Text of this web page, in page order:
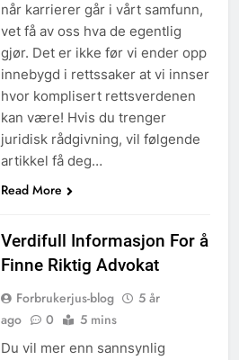
når karrierer går i vårt samfunn,
vet få av oss hva de egentlig
gjør. Det er ikke før vi ender opp
innebygd i rettssaker at vi innser
hvor komplisert rettsverdenen
kan være! Hvis du trenger
juridisk rådgivning, vil følgende
artikkel få deg…
Read More
Verdifull Informasjon For å
Finne Riktig Advokat
Forbrukerjus-blog
5 år
ago
0 5 mins
Du vil mer enn sannsynlig